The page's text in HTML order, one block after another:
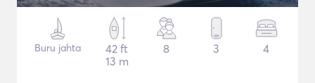
Buru jahta
42 ft
13 m
8 3 4